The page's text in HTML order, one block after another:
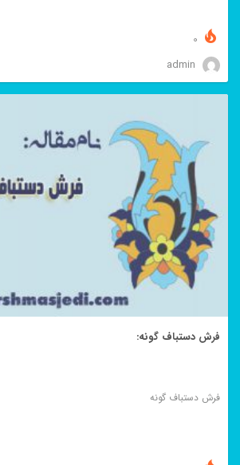
admin
فرش دستباف گونه:
فرش دستباف گونه